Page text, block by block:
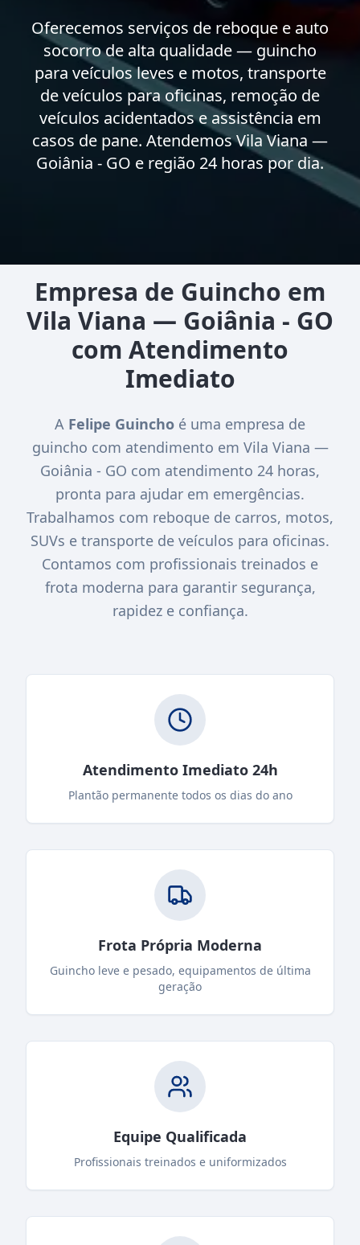
Oferecemos serviços de reboque e auto
socorro de alta qualidade — guincho
para veículos leves e motos, transporte
de veículos para oficinas, remoção de
veículos acidentados e assistência em
casos de pane. Atendemos Vila Viana —
Goiânia - GO e região 24 horas por dia.
Empresa de Guincho em
Vila Viana — Goiânia - GO
com Atendimento
Imediato
A Felipe Guincho é uma empresa de
guincho com atendimento em Vila Viana —
Goiânia - GO com atendimento 24 horas,
pronta para ajudar em emergências.
Trabalhamos com reboque de carros, motos,
SUVs e transporte de veículos para oficinas.
Contamos com profissionais treinados e
frota moderna para garantir segurança,
rapidez e confiança.
Atendimento Imediato 24h
Plantão permanente todos os dias do ano
Frota Própria Moderna
Guincho leve e pesado, equipamentos de última
geração
Equipe Qualificada
Profissionais treinados e uniformizados